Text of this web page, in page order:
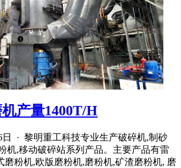
产量1400T/H
日 · 黎明重工科技专业生产破碎机,制砂
机,移动破碎站系列产品。主要产品有雷
磨粉机,欧版磨粉机,磨粉机,矿渣磨粉机, 磨